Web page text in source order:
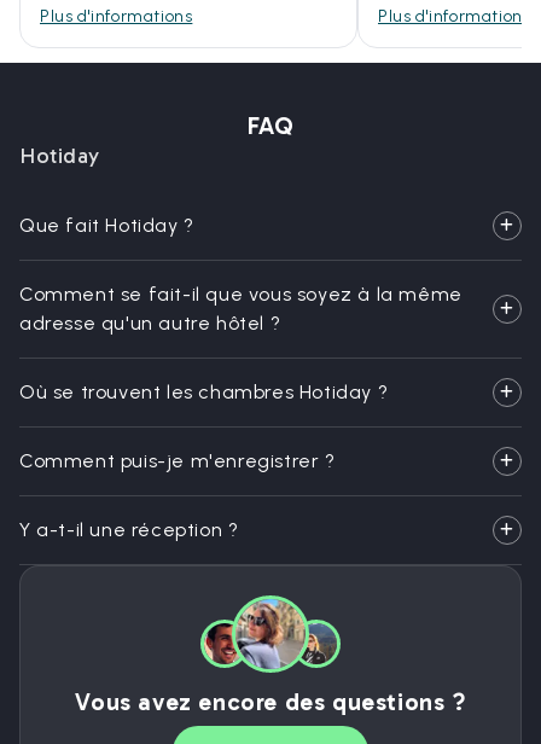
Plus d'informations
Plus d'informations
FAQ
Hotiday
Que fait Hotiday ?
Comment se fait-il que vous soyez à la même
adresse qu'un autre hôtel ?
Où se trouvent les chambres Hotiday ?
Comment puis-je m'enregistrer ?
Y a-t-il une réception ?
Vous avez encore des questions ?